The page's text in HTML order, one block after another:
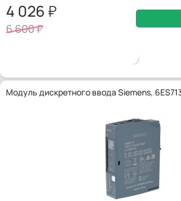
4 026
6 600
Модуль дискретного ввода Siemens,